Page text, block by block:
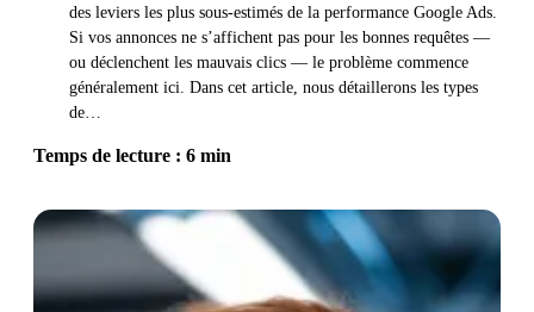
des leviers les plus sous-estimés de la performance Google Ads.
Si vos annonces ne s’affichent pas pour les bonnes requêtes —
ou déclenchent les mauvais clics — le problème commence
généralement ici. Dans cet article, nous détaillerons les types
de…
Temps de lecture : 6 min